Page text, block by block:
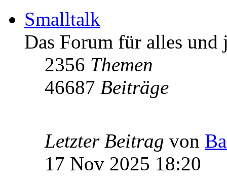
Smalltalk
Das Forum für alles und
2356 Themen
46687 Beiträge
Letzter Beitrag von
17 Nov 2025 18:20